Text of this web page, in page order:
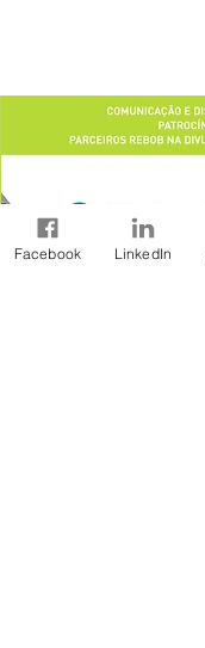
Facebook LinkedIn